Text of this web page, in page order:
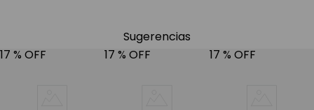
Sugerencias
17 % OFF 17 % OFF 17 % OFF